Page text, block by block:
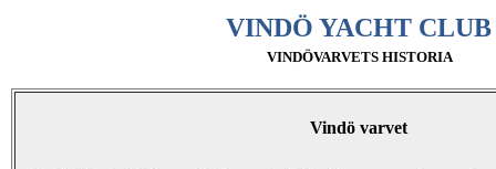
VINDÖ YACHT CLUB
Vindö varvet
VINDÖVARVETS HISTORIA